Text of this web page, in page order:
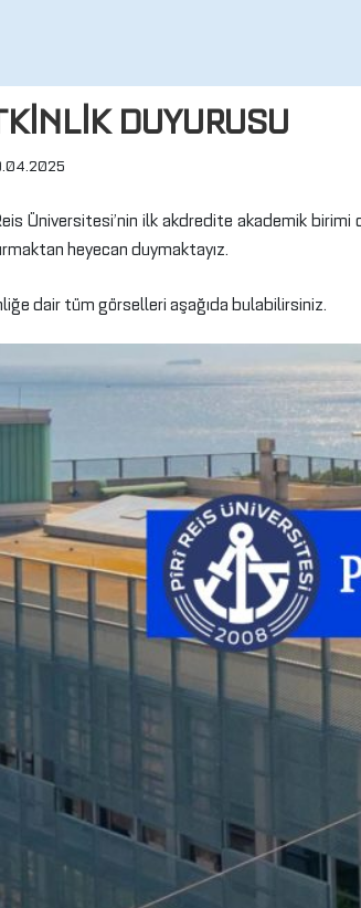
DUYURUSU
Üniversitesi’nin ilk akdredite akademik
heyecan duymaktayız.
dair tüm görselleri aşağıda bulabilirsiniz.